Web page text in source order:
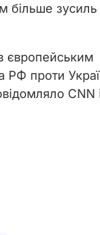
більше зусиль
європейським
проти
CNN